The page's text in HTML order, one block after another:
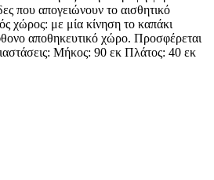
που απογειώνουν το αισθητικό
χώρος: με μία κίνηση το καπάκι
αποθηκευτικό χώρο. Προσφέρεται
Μήκος: 90 εκ Πλάτος: 40 εκ